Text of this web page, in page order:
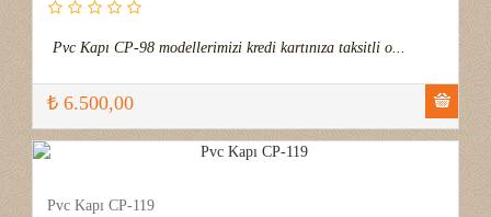
Pvc Kapı CP-98 modellerimizi kredi kartınıza taksitli o...
₺ 6.500,00
Pvc Kapı CP-119